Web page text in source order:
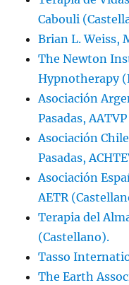
Cabouli
Brian L. Weiss,
The Newton
Hypnotherapy
Asociación
Pasadas,
Asociación
Pasadas,
Asociación
AETR
Terapia del
(Castellano).
Tasso
The Earth